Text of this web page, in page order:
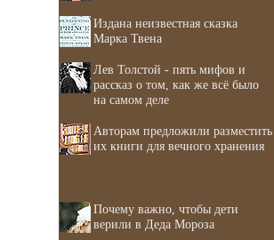
Издана неизвестная сказка
Марка Твена
Лев Толстой - пять мифов и
рассказ о том, как же всё было
на самом деле
Авторам предложили разместить
их книги для вечного хранения
Почему важно, чтобы дети
верили в Деда Мороза